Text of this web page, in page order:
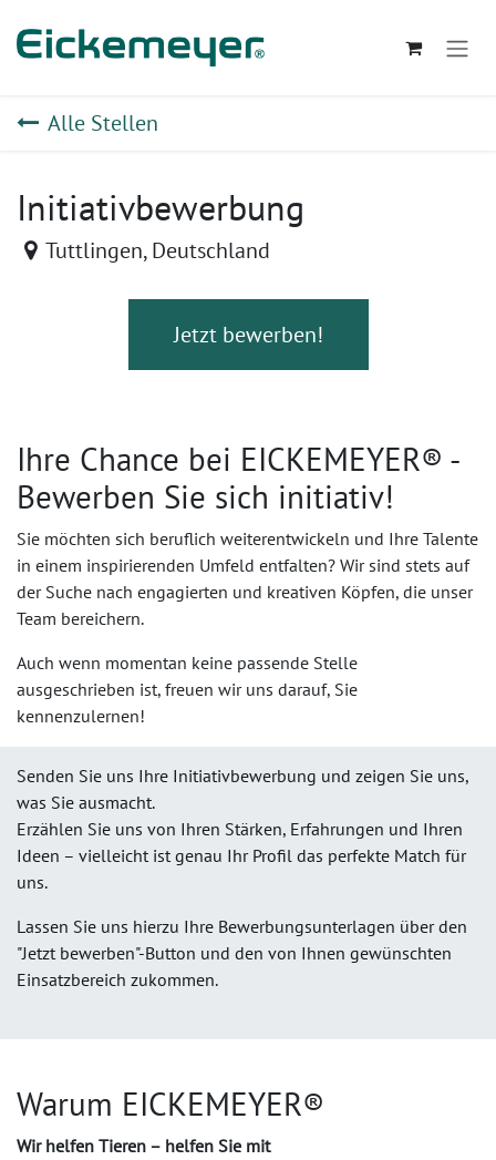
Alle Stellen
Initiativbewerbung
Tuttlingen,Deutschland
Jetzt bewerben!
Ihre Chance bei EICKEMEYER® -
Bewerben Sie sich initiativ!
Sie möchten sich beruflich weiterentwickeln und Ihre Talente
in einem inspirierenden Umfeld entfalten? Wir sind stets auf
der Suche nach engagierten und kreativen Köpfen, die unser
Team bereichern.
Auch wenn momentan keine passende Stelle
ausgeschrieben ist, freuen wir uns darauf, Sie
kennenzulernen!
Senden Sie uns Ihre Initiativbewerbung und zeigen Sie uns,
was Sie ausmacht.
Erzählen Sie uns von Ihren Stärken, Erfahrungen und Ihren
Ideen – vielleicht ist genau Ihr Profil das perfekte Match für
uns.
Lassen Sie uns hierzu Ihre Bewerbungsunterlagen über den
"Jetzt bewerben"-Button und den von Ihnen gewünschten
Einsatzbereich zukommen.
Warum EICKEMEYER®
Wir helfen Tieren – helfen Sie mit